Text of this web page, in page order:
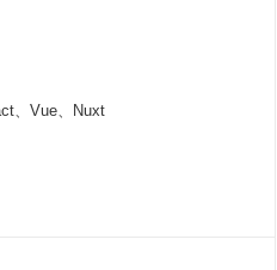
、Vue、Nuxt